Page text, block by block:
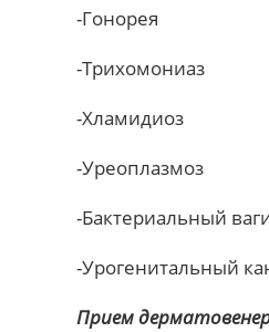
-Гонорея
-Трихомониаз
-Хламидиоз
-Уреоплазмоз
-Бактериальный
-Урогенитальный
Прием